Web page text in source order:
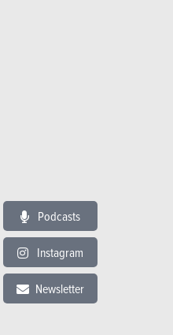
Podcasts
Instagram
Newsletter
€
750 km
16.6 kWh/100km